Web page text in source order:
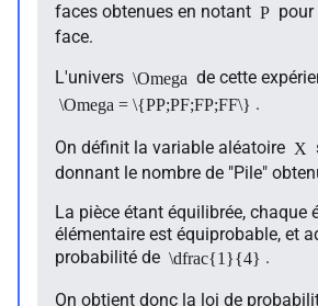
faces obtenues en notant P pour
face.
L'univers \Omega de cette
\Omega = \{PP;PF;FP;FF\} .
On définit la variable aléatoire X
donnant le nombre de "Pile"
La pièce étant équilibrée, chaque
élémentaire est équiprobable, et
probabilité de \dfrac{1}{4} .
On obtient donc la loi de